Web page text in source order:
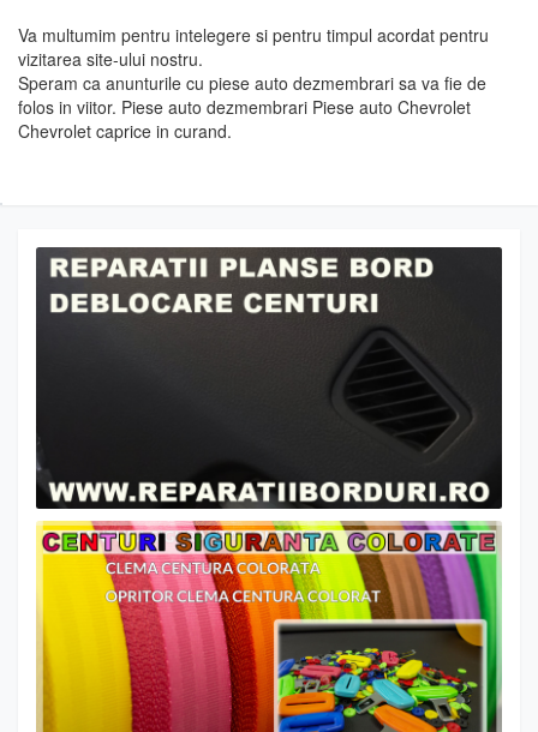
Va multumim pentru intelegere si pentru timpul acordat pentru
vizitarea site-ului nostru.
Speram ca anunturile cu piese auto dezmembrari sa va fie de
folos in viitor. Piese auto dezmembrari Piese auto Chevrolet
Chevrolet caprice in curand.